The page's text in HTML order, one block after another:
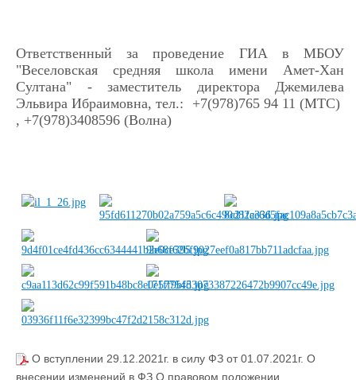
Ответственный за проведение ГИА в МБОУ
"Веселовская средняя школа имени Амет-Хан
Султана" - заместитель директора Джемилева
Эльвира Ибраимовна, тел.: +7(978)765 94 11 (МТС)
, +7(978)3408596 (Волна)
О вступлении 29.12.2021г. в силу ФЗ от 01.07.2021г. О
внесении изменений в ФЗ О правовом положении